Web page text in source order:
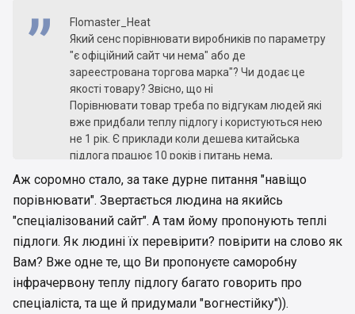
Flomaster_Heat
Який сенс порівнювати виробників по параметру
"є офіційний сайт чи нема" або де
зареестрована торгова марка"? Чи додає це
якості товару? Звісно, що ні
Порівнювати товар треба по відгукам людей які
вже придбали теплу підлогу і користуються нею
не 1 рік. Є приклади коли дешева китайська
підлога працює 10 років і питань нема,
а є варіанти коли тепла підлога в 4-5 разів
дорожча не може 5 років прожити.
Те, що перевірено на практиці роками
українським ринком:
- тепла підлога під цементну стяжку, товсий
кабель клас міцності М2 - Hemstedt (артикул:
XZBR150) або вітчизняний виробник - Woks
(артикул: XZWS5365), трошки бюджетніше
Аж соромно стало, за таке дурне питання "навіщо
порівнювати". Звертається людина на якийсь
"спеціалізований сайт". А там йому пропонують теплі
підлоги. Як людині їх перевірити? повірити на слово як
Вам? Вже одне те, що Ви пропонуєте саморобну
інфрачервону теплу підлогу багато говорить про
спеціаліста, та ще й придумали "вогнестійку")).